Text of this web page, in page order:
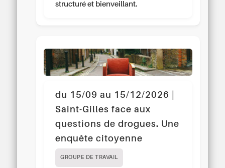
structuré et bienveillant.
du 15/09 au 15/12/2026 |
Saint-Gilles face aux
questions de drogues. Une
enquête citoyenne
GROUPE DE TRAVAIL